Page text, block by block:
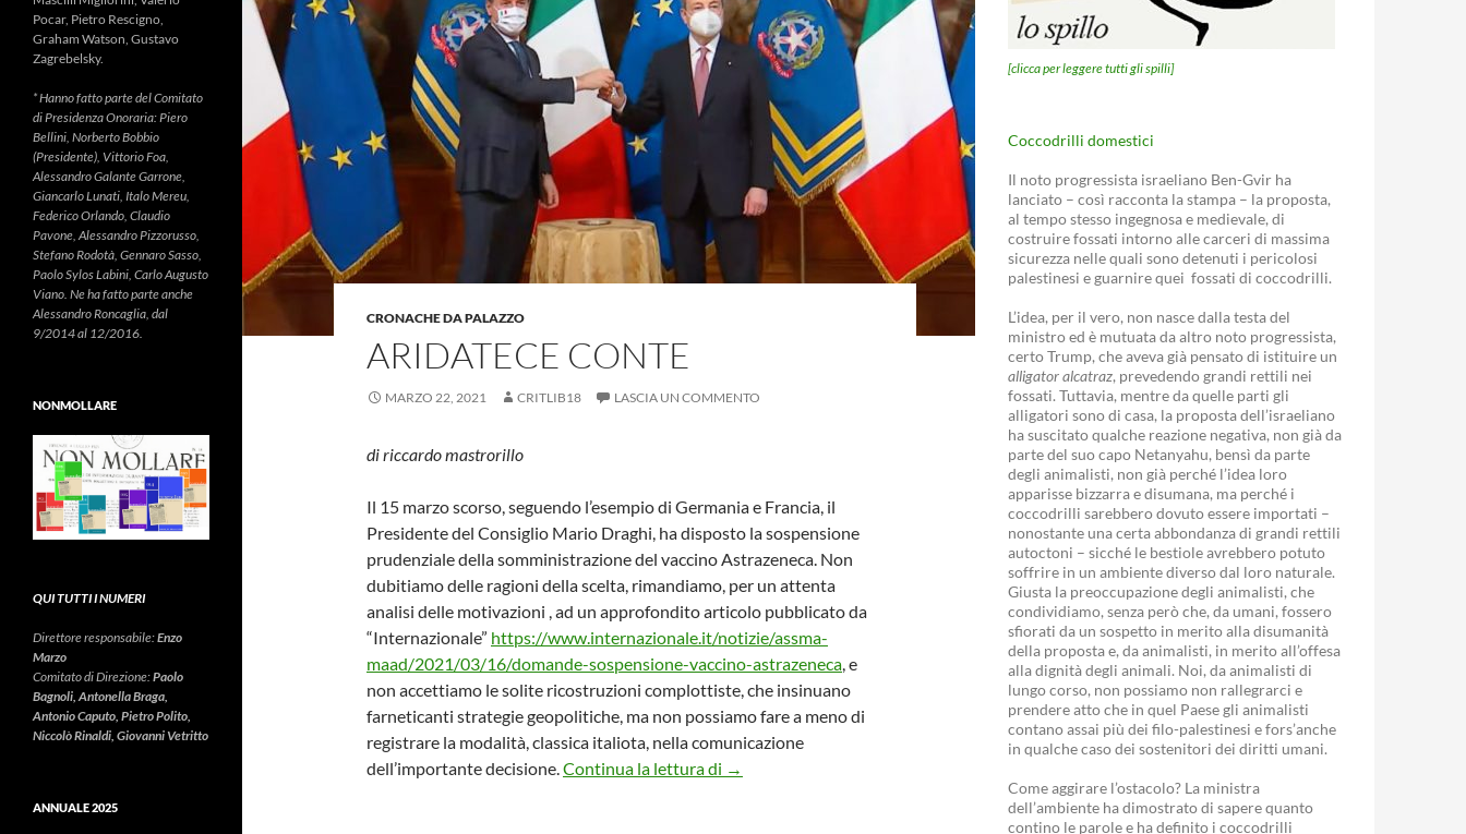
CRONACHE DA PALAZZO
ARIDATECE CONTE
MARZO 22, 2021 CRITLIB18 LASCIA UN COMMENTO
di riccardo mastrorillo
Il 15 marzo scorso, seguendo l’esempio di Germania e Francia, il
Presidente del Consiglio Mario Draghi, ha disposto la sospensione
prudenziale della somministrazione del vaccino Astrazeneca. Non
dubitiamo delle ragioni della scelta, rimandiamo, per un attenta
analisi delle motivazioni , ad un approfondito articolo pubblicato da
“Internazionale” https://www.internazionale.it/notizie/assma-
maad/2021/03/16/domande-sospensione-vaccino-astrazeneca, e
non accettiamo le solite ricostruzioni complottiste, che insinuano
farneticanti strategie geopolitiche, ma non possiamo fare a meno di
registrare la modalità, classica italiota, nella comunicazione
dell’importante decisione.Continua la lettura di Aridatece Conte
→
[clicca per leggere tutti gli spilli]
Coccodrilli domestici
Il noto progressista israeliano Ben-Gvir ha
lanciato – così racconta la stampa – la proposta,
al tempo stesso ingegnosa e medievale, di
costruire fossati intorno alle carceri di massima
sicurezza nelle quali sono detenuti i pericolosi
palestinesi e guarnire quei fossati di coccodrilli.
L’idea, per il vero, non nasce dalla testa del
ministro ed è mutuata da altro noto progressista,
certo Trump, che aveva già pensato di istituire un
alligator alcatraz, prevedendo grandi rettili nei
fossati. Tuttavia, mentre da quelle parti gli
alligatori sono di casa, la proposta dell’israeliano
ha suscitato qualche reazione negativa, non già da
parte del suo capo Netanyahu, bensì da parte
degli animalisti, non già perché l’idea loro
apparisse bizzarra e disumana, ma perché i
coccodrilli sarebbero dovuto essere importati –
nonostante una certa abbondanza di grandi rettili
autoctoni – sicché le bestiole avrebbero potuto
soffrire in un ambiente diverso dal loro naturale.
Giusta la preoccupazione degli animalisti, che
condividiamo, senza però che, da umani, fossero
sfiorati da un sospetto in merito alla disumanità
della proposta e, da animalisti, in merito all’offesa
alla dignità degli animali. Noi, da animalisti di
lungo corso, non possiamo non rallegrarci e
prendere atto che in quel Paese gli animalisti
contano assai più dei filo-palestinesi e fors’anche
in qualche caso dei sostenitori dei diritti umani.
Come aggirare l’ostacolo? La ministra
dell’ambiente ha dimostrato di sapere quanto
contino le parole e ha definito i coccodrilli
Pocar, Pietro Rescigno,
Graham Watson, Gustavo
Zagrebelsky.
* Hanno fatto parte del Comitato
di Presidenza Onoraria: Piero
Bellini, Norberto Bobbio
(Presidente), Vittorio Foa,
Alessandro Galante Garrone,
Giancarlo Lunati, Italo Mereu,
Federico Orlando, Claudio
Pavone, Alessandro Pizzorusso,
Stefano Rodotà, Gennaro Sasso,
Paolo Sylos Labini, Carlo Augusto
Viano. Ne ha fatto parte anche
Alessandro Roncaglia, dal
9/2014 al 12/2016.
NONMOLLARE
QUI TUTTI I NUMERI
Direttore responsabile:Enzo
Marzo
Comitato di Direzione:Paolo
Bagnoli, Antonella Braga,
Antonio Caputo, Pietro Polito,
Niccolò Rinaldi, Giovanni Vetritto
ANNUALE 2025